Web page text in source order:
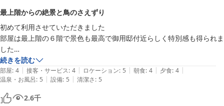
・売店は玄関口すぐ。酒の販売はここのみ。
・座るスペースはあるがくつろいだり簡単にデスクで仕事したりといっ
たスペースはない。リゾート地だからですね。
【スタッフ】
スマートな対応です。
部屋のタブレットでもろもろ閲覧できますので、スマホ世代は全く苦労
しません。これで良いです。
ーヒータイムもごゆっくりお楽しみいただけたご様子で何よりでご
ざいます。
「また利用したい」とのお言葉を奥様とお話しいただけたことは、
私どもにとって何よりの励みでございます。
これからも大人の皆さまが落ち着いてお寛ぎいただける宿を目指し
て努めてまいります。
最上階からの絶景と鳥のさえずり
初めて利用させていただきました
部屋は最上階の６階で景色も最高で御用邸付近らしく特別感も得られま
した
夕食も凝ったものばかりで楽しむことができました
あまりのお天気の良さに朝食後に外に出てみましたら鳥のさえずりがか
わいらしく忘れられない思い出です
言うまでもなく硫黄泉にも癒されました
ホテル選びに大変迷いましたがこちらにお世話になり本当によかったで
続きを読む
部屋: 4 | 接客・サービス: 4 | ロケーション: 5 | 朝食: 4 | 夕食: 4 |
温泉・お風呂: 5 | 設備: 5 | 清潔さ: 5
2.6千